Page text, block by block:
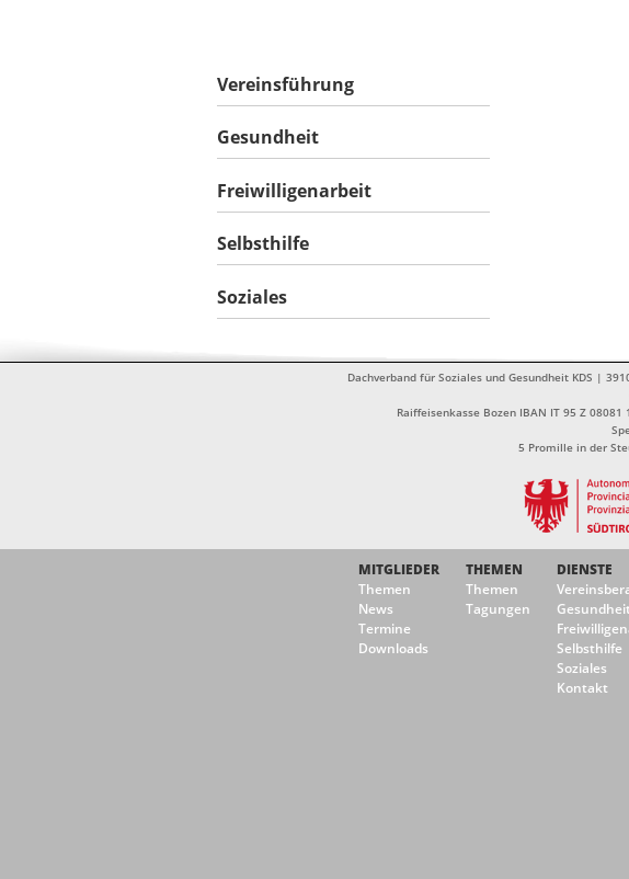
Vereinsführung
Gesundheit
Freiwilligenarbeit
Selbsthilfe
Soziales
Dachverband für Soziales und Gesundheit KDS |
Raiffeisenkasse Bozen IBAN IT 95 Z
5 Promille in der
MITGLIEDER
Themen
News
Termine
Downloads
THEMEN
Themen
Tagungen
DIENSTE
Selbsthilfe
Soziales
Kontakt